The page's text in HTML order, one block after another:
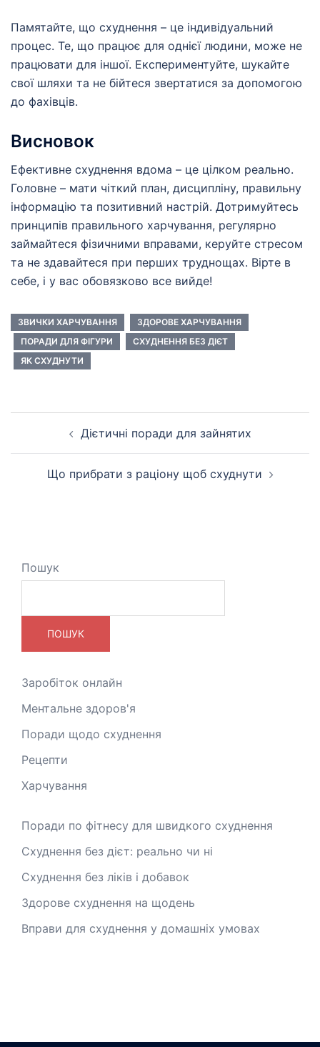
Памятайте, що схуднення – це індивідуальний
процес. Те, що працює для однієї людини, може не
працювати для іншої. Експериментуйте, шукайте
свої шляхи та не бійтеся звертатися за допомогою
до фахівців.
Висновок
Ефективне схуднення вдома – це цілком реально.
Головне – мати чіткий план, дисципліну, правильну
інформацію та позитивний настрій. Дотримуйтесь
принципів правильного харчування, регулярно
займайтеся фізичними вправами, керуйте стресом
та не здавайтеся при перших труднощах. Вірте в
себе, і у вас обовязково все вийде!
ЗВИЧКИ ХАРЧУВАННЯ
ЗДОРОВЕ ХАРЧУВАННЯ
ПОРАДИ ДЛЯ ФІГУРИ
СХУДНЕННЯ БЕЗ ДІЄТ
ЯК СХУДНУТИ
Навігація
по
запису
Дієтичні поради для зайнятих
Що прибрати з раціону щоб схуднути
Пошук
ПОШУК
Заробіток онлайн
Ментальне здоров'я
Поради щодо схуднення
Рецепти
Харчування
Поради по фітнесу для швидкого схуднення
Схуднення без дієт: реально чи ні
Схуднення без ліків і добавок
Здорове схуднення на щодень
Вправи для схуднення у домашніх умовах